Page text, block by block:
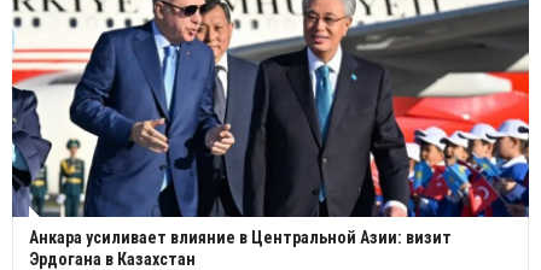
Анкара усиливает влияние в Центральной Азии: визит
Эрдогана в Казахстан